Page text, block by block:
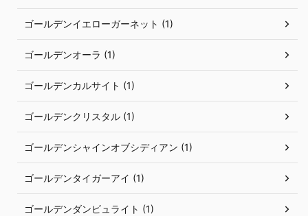
ゴールデンイエローガーネット (1)
ゴールデンオーラ (1)
ゴールデンカルサイト (1)
ゴールデンクリスタル (1)
ゴールデンシャインオブシディアン (1)
ゴールデンタイガーアイ (1)
ゴールデンダンビュライト (1)